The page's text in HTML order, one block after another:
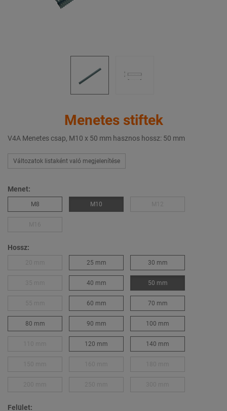
Menetes stiftek
V4A Menetes csap, M10 x 50 mm hasznos hossz: 50 mm
Változatok listaként való megjelenítése
Menet:
M8 M10
Hossz:
25 mm 30 mm
40 mm 50 mm
60 mm 70 mm
80 mm 90 mm 100 mm
120 mm 140 mm
Felület: